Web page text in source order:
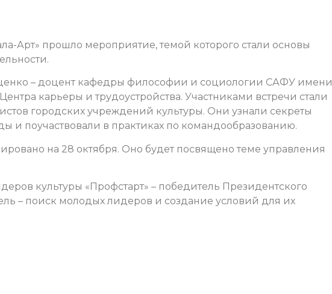
Арт» прошло мероприятие, темой которого стали основы
– доцент кафедры философии и социологии САФУ имени
карьеры и трудоустройства. Участниками встречи стали
городских учреждений культуры. Они узнали секреты
и поучаствовали в практиках по командообразованию.
на 28 октября. Оно будет посвящено теме управления
культуры «Профстарт» – победитель Президентского
– поиск молодых лидеров и создание условий для их